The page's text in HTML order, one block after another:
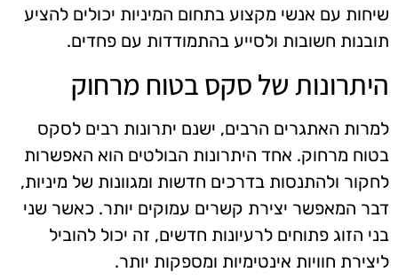
שיחות עם אנשי מקצוע בתחום המיניות יכולים להציע
תובנות חשובות ולסייע בהתמודדות עם פחדים.
היתרונות של סקס בטוח מרחוק
למרות האתגרים הרבים, ישנם יתרונות רבים לסקס
בטוח מרחוק. אחד היתרונות הבולטים הוא האפשרות
לחקור ולהתנסות בדרכים חדשות ומגוונות של מיניות,
דבר המאפשר יצירת קשרים עמוקים יותר. כאשר שני
בני הזוג פתוחים לרעיונות חדשים, זה יכול להוביל
ליצירת חוויות אינטימיות ומספקות יותר.